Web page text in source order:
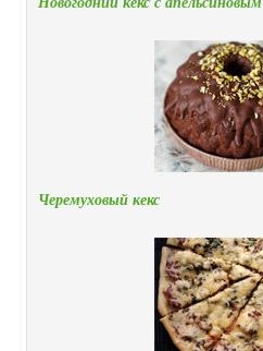
Черемуховый кекс